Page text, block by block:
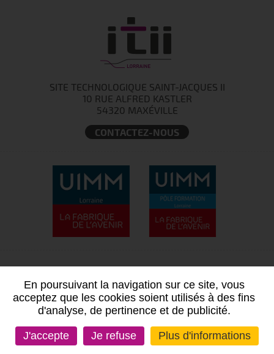
En poursuivant la navigation sur ce site, vous
acceptez que les cookies soient utilisés à des fins
d'analyse, de pertinence et de publicité.
J'accepte Je refuse Plus d'informations
SITE TECHNOLOGIQUE SAINT-JACQUES II
10 RUE ALFRED KASTLER
54320 MAXÉVILLE
CONTACTEZ-NOUS